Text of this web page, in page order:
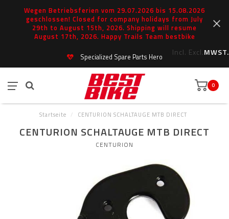
Wegen Betriebsferien vom 29.07.2026 bis 15.08.2026
geschlossen! Closed for company holidays from July
29th to August 15th, 2026. Shipping will resume
August 17th, 2026. Happy Trails Team bestbike
Incl. Excl.MWST.
Specialized Spare Parts Hero
0
Startseite / CENTURION SCHALTAUGE MTB DIRECT
CENTURION SCHALTAUGE MTB DIRECT
CENTURION